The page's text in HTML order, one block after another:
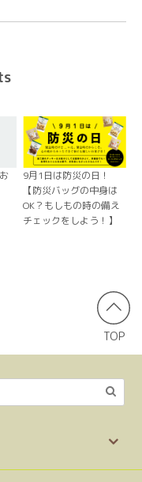
9月1日は防災の日！
【防災バッグの中身は
OK？もしもの時の備え
チェックをしよう！】
TOP